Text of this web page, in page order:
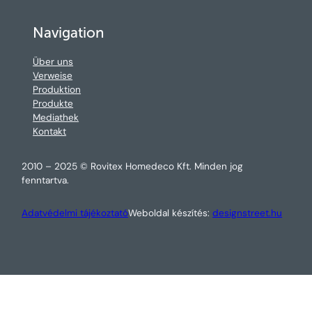
Navigation
Über uns
Verweise
Produktion
Produkte
Mediathek
Kontakt
2010 – 2025 © Rovitex Homedeco Kft. Minden jog
fenntartva.
Adatvédelmi tájékoztatóWeboldal készítés:designstreet.hu